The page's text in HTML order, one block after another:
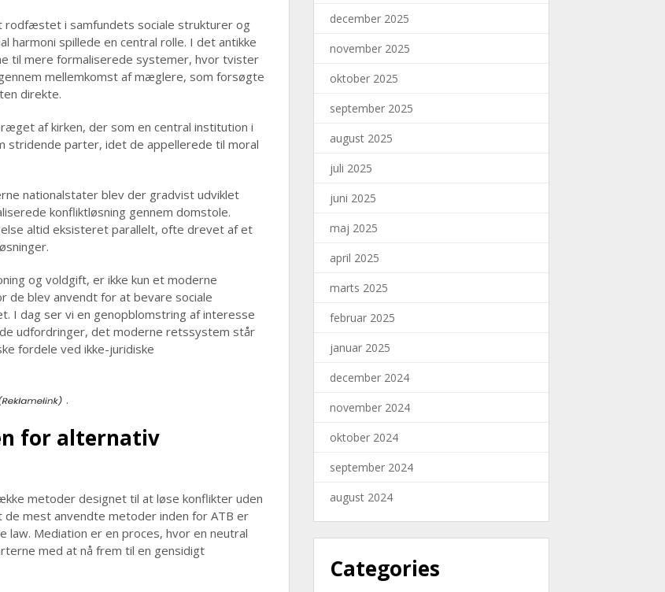
rodfæstet i samfundets sociale strukturer og
harmoni spillede en central rolle. I det antikke
til mere formaliserede systemer, hvor tvister
mellemkomst af mæglere, som forsøgte
direkte.
af kirken, der som en central institution i
parter, idet de appellerede til moral
nationalstater blev der gradvist udviklet
konfliktløsning gennem domstole.
altid eksisteret parallelt, ofte drevet af et
og voldgift, er ikke kun et moderne
de blev anvendt for at bevare sociale
I dag ser vi en genopblomstring af interesse
udfordringer, det moderne retssystem står
fordele ved ikke-juridiske
.
for alternativ
metoder designet til at løse konflikter uden
mest anvendte metoder inden for ATB er
law. Mediation er en proces, hvor en neutral
med at nå frem til en gensidigt
december 2025
november 2025
oktober 2025
september 2025
august 2025
juli 2025
juni 2025
maj 2025
april 2025
marts 2025
februar 2025
januar 2025
december 2024
november 2024
oktober 2024
september 2024
august 2024
Categories